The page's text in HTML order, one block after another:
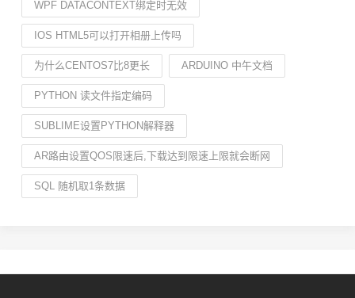
WPF DATACONTEXT绑定时无效
IOS HTML5可以打开相册上传吗
为什么CENTOS7比8更长 ARDUINO 中午文档
PYTHON 读文件指定编码
SUBLIME设置PYTHON解释器
AR路由设置QOS限速后,下载达到限速上限就会断网
SQL 随机取1条数据